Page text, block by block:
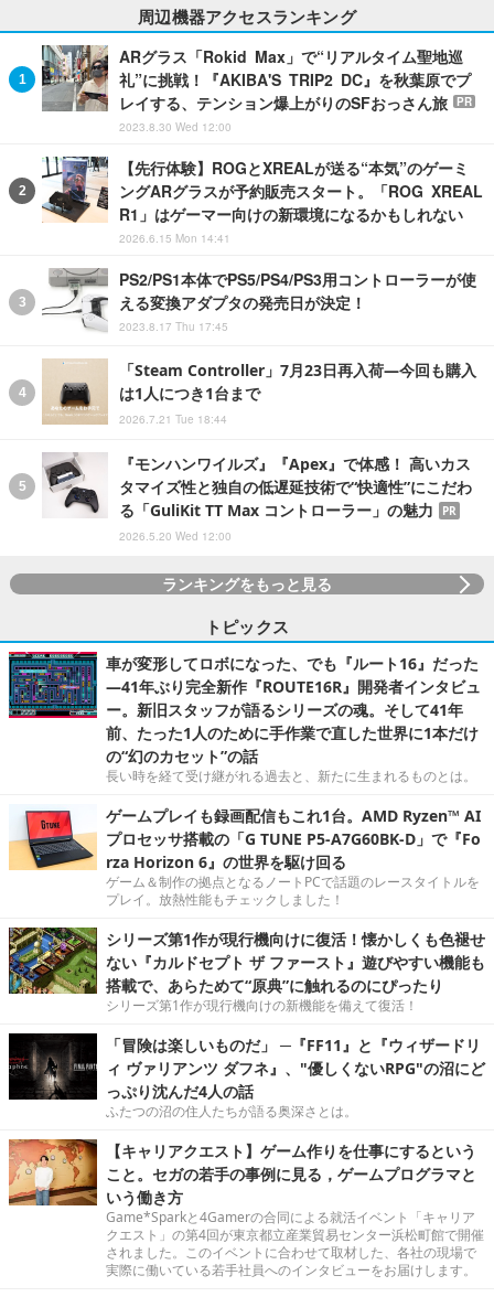
周辺機器アクセスランキング
ARグラス「Rokid Max」で“リアルタイム聖地巡
礼”に挑戦！『AKIBA'S TRIP2 DC』を秋葉原でプ
レイする、テンション爆上がりのSFおっさん旅
PR
2023.8.30 Wed 12:00
【先行体験】ROGとXREALが送る“本気”のゲーミ
ングARグラスが予約販売スタート。「ROG XREAL
R1」はゲーマー向けの新環境になるかもしれない
2026.6.15 Mon 14:41
PS2/PS1本体でPS5/PS4/PS3用コントローラーが使
える変換アダプタの発売日が決定！
2023.8.17 Thu 17:45
「Steam Controller」7月23日再入荷―今回も購入
は1人につき1台まで
2026.7.21 Tue 18:44
『モンハンワイルズ』『Apex』で体感！ 高いカス
タマイズ性と独自の低遅延技術で“快適性”にこだわ
る「GuliKit TT Max コントローラー」の魅力
PR
2026.5.20 Wed 12:00
ランキングをもっと見る
トピックス
車が変形してロボになった、でも『ルート16』だった
―41年ぶり完全新作『ROUTE16R』開発者インタビュ
ー。新旧スタッフが語るシリーズの魂。そして41年
前、たった1人のために手作業で直した世界に1本だけ
の“幻のカセット”の話
長い時を経て受け継がれる過去と、新たに生まれるものとは。
ゲームプレイも録画配信もこれ1台。AMD Ryzen™ AI
プロセッサ搭載の「G TUNE P5-A7G60BK-D」で『Fo
rza Horizon 6』の世界を駆け回る
ゲーム＆制作の拠点となるノートPCで話題のレースタイトルを
プレイ。放熱性能もチェックしました！
シリーズ第1作が現行機向けに復活！懐かしくも色褪せ
ない『カルドセプト ザ ファースト』遊びやすい機能も
搭載で、あらためて“原典”に触れるのにぴったり
シリーズ第1作が現行機向けの新機能を備えて復活！
「冒険は楽しいものだ」 ─『FF11』と『ウィザードリ
ィ ヴァリアンツ ダフネ』、"優しくないRPG"の沼にど
っぷり沈んだ4人の話
ふたつの沼の住人たちが語る奥深さとは。
【キャリアクエスト】ゲーム作りを仕事にするという
こと。セガの若手の事例に見る，ゲームプログラマと
いう働き方
Game*Sparkと4Gamerの合同による就活イベント「キャリア
クエスト」の第4回が東京都立産業貿易センター浜松町館で開催
されました。このイベントに合わせて取材した、各社の現場で
実際に働いている若手社員へのインタビューをお届けします。